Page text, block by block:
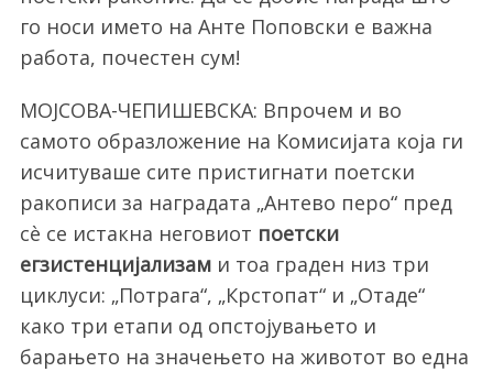
го носи името на Анте Поповски е важна
работа, почестен сум!
МОЈСОВА-ЧЕПИШЕВСКА: Впрочем и во
самото образложение на Комисијата која ги
исчитуваше сите пристигнати поетски
ракописи за наградата „Антево перо“ пред
сè се истакна неговиот поетски
егзистенцијализами тоа граден низ три
циклуси: „Потрага“, „Крстопат“ и „Отаде“
како три етапи од опстојувањето и
барањето на значењето на животот во една